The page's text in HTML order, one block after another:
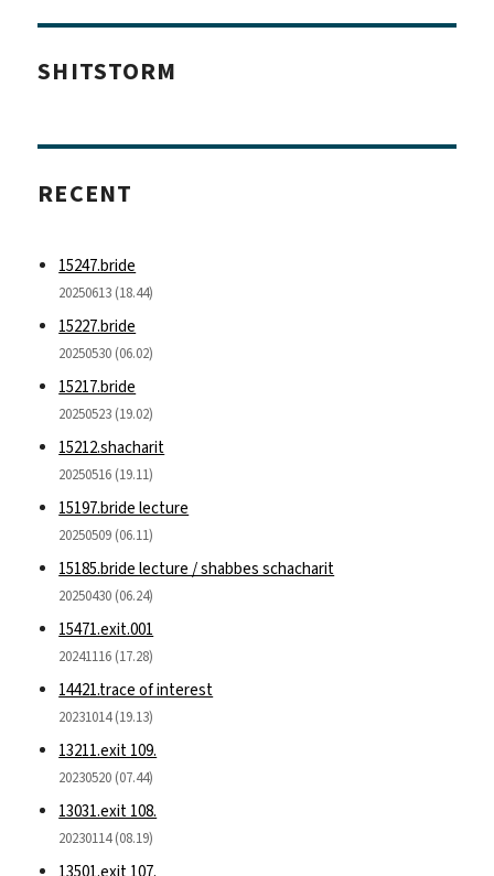
SHITSTORM
RECENT
15247.bride
20250613 (18.44)
15227.bride
20250530 (06.02)
15217.bride
20250523 (19.02)
15212.shacharit
20250516 (19.11)
15197.bride lecture
20250509 (06.11)
15185.bride lecture / shabbes schacharit
20250430 (06.24)
15471.exit.001
20241116 (17.28)
14421.trace of interest
20231014 (19.13)
13211.exit 109.
20230520 (07.44)
13031.exit 108.
20230114 (08.19)